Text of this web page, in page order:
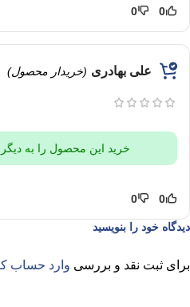
0
0
علی بهادری (خریدار محصول)
خرید این محصول را به دیگر
0
0
دیدگاه خود را بنویسید
برای ثبت نقد و بررسی وارد حساب